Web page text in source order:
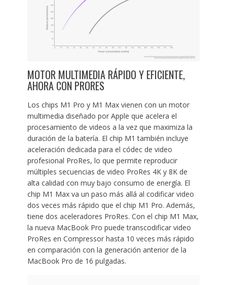
MOTOR MULTIMEDIA RÁPIDO Y EFICIENTE,
AHORA CON PRORES
Los chips M1 Pro y M1 Max vienen con un motor
multimedia diseñado por Apple que acelera el
procesamiento de videos a la vez que maximiza la
duración de la batería. El chip M1 también incluye
aceleración dedicada para el códec de video
profesional ProRes, lo que permite reproducir
múltiples secuencias de video ProRes 4K y 8K de
alta calidad con muy bajo consumo de energía. El
chip M1 Max va un paso más allá al codificar video
dos veces más rápido que el chip M1 Pro. Además,
tiene dos aceleradores ProRes. Con el chip M1 Max,
la nueva MacBook Pro puede transcodificar video
ProRes en Compressor hasta 10 veces más rápido
en comparación con la generación anterior de la
MacBook Pro de 16 pulgadas.